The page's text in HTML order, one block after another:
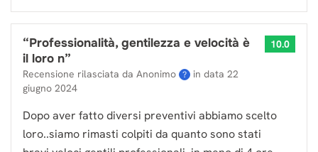
“Professionalità, gentilezza e velocità è
il loro n”
Recensione rilasciata da Anonimo ? in data 22
giugno 2024
10.0
Dopo aver fatto diversi preventivi abbiamo scelto
loro..siamo rimasti colpiti da quanto sono stati